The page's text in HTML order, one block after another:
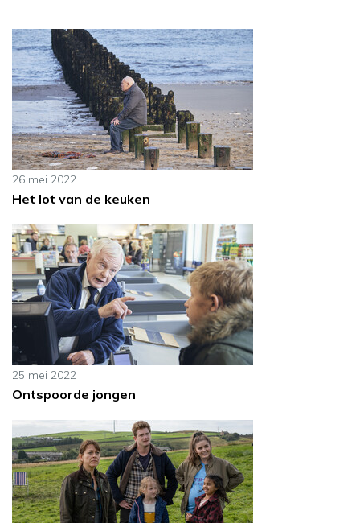
26 mei 2022
Het lot van de keuken
25 mei 2022
Ontspoorde jongen